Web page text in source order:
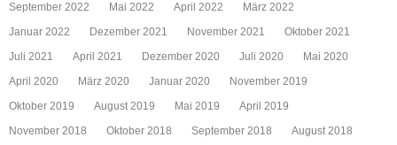
September 2022
Mai 2022 April 2022
März 2022
Januar 2022
Dezember 2021 November 2021
Oktober 2021
Juli 2021
April 2021 Dezember 2020 Juli 2020
Mai 2020
April 2020
März 2020 Januar 2020
November 2019
Oktober 2019
August 2019 Mai 2019
April 2019
November 2018
Oktober 2018 September 2018
August 2018